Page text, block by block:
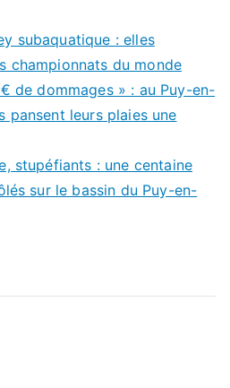
subaquatique : elles
championnats du monde
de dommages » : au Puy-en-
pansent leurs plaies une
stupéfiants : une centaine
sur le bassin du Puy-en-